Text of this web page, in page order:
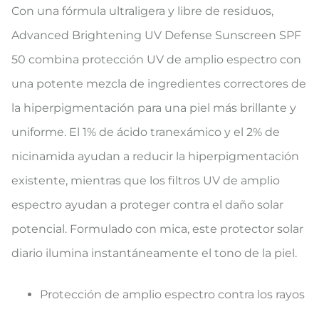
Con una fórmula ultraligera y libre de residuos,
Advanced Brightening UV Defense Sunscreen SPF
50 combina protección UV de amplio espectro con
una potente mezcla de ingredientes correctores de
la hiperpigmentación para una piel más brillante y
uniforme. El 1% de ácido tranexámico y el 2% de
nicinamida ayudan a reducir la hiperpigmentación
existente, mientras que los filtros UV de amplio
espectro ayudan a proteger contra el daño solar
potencial. Formulado con mica, este protector solar
diario ilumina instantáneamente el tono de la piel.
Protección de amplio espectro contra los rayos